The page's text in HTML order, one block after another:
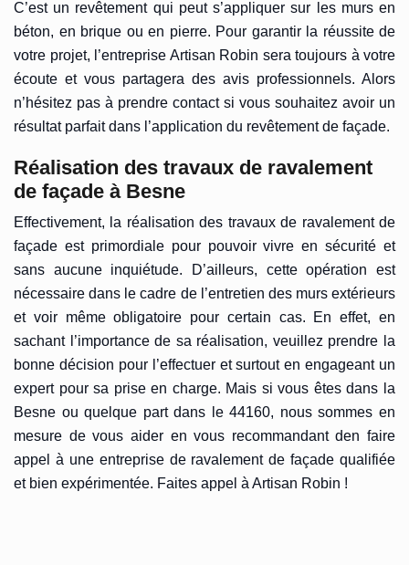
C’est un revêtement qui peut s’appliquer sur les murs en
béton, en brique ou en pierre. Pour garantir la réussite de
votre projet, l’entreprise Artisan Robin sera toujours à votre
écoute et vous partagera des avis professionnels. Alors
n’hésitez pas à prendre contact si vous souhaitez avoir un
résultat parfait dans l’application du revêtement de façade.
Réalisation des travaux de ravalement
de façade à Besne
Effectivement, la réalisation des travaux de ravalement de
façade est primordiale pour pouvoir vivre en sécurité et
sans aucune inquiétude. D’ailleurs, cette opération est
nécessaire dans le cadre de l’entretien des murs extérieurs
et voir même obligatoire pour certain cas. En effet, en
sachant l’importance de sa réalisation, veuillez prendre la
bonne décision pour l’effectuer et surtout en engageant un
expert pour sa prise en charge. Mais si vous êtes dans la
Besne ou quelque part dans le 44160, nous sommes en
mesure de vous aider en vous recommandant den faire
appel à une entreprise de ravalement de façade qualifiée
et bien expérimentée. Faites appel à Artisan Robin !